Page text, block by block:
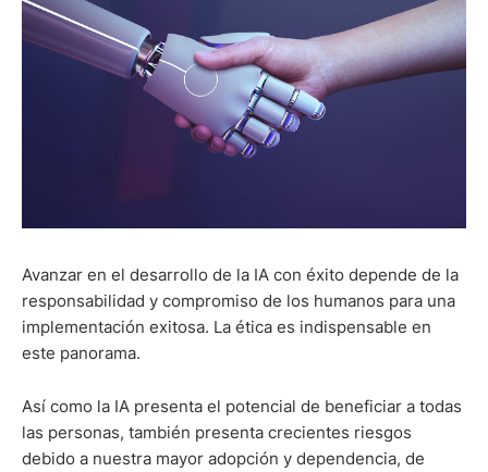
Avanzar en el desarrollo de la IA con éxito depende de la
responsabilidad y compromiso de los humanos para una
implementación exitosa. La ética es indispensable en
este panorama.
Así como la IA presenta el potencial de beneficiar a todas
las personas, también presenta crecientes riesgos
debido a nuestra mayor adopción y dependencia, de